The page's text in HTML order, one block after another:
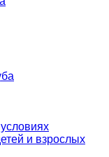
и взрослых